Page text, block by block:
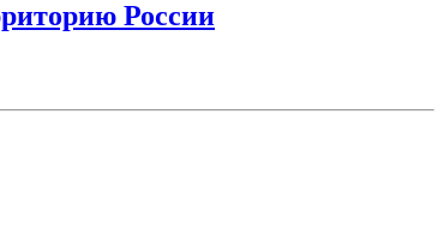
России